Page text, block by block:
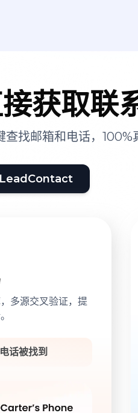
获取联
找邮箱和电话，100%
LeadContact
多源交叉验证，提
电话被找到